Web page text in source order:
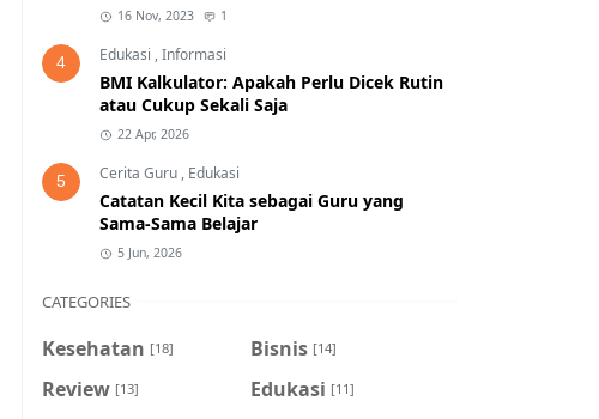
16 Nov, 2023 1
4 Edukasi ,Informasi
BMI Kalkulator: Apakah Perlu Dicek Rutin
atau Cukup Sekali Saja
22 Apr, 2026
5 Cerita Guru, Edukasi
Catatan Kecil Kita sebagai Guru yang
Sama-Sama Belajar
5 Jun, 2026
CATEGORIES
Kesehatan [18] Bisnis [14]
Review [13] Edukasi [11]